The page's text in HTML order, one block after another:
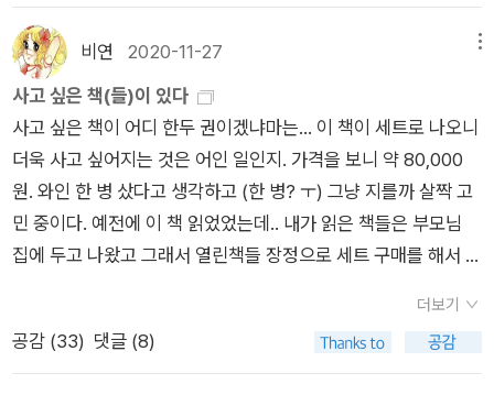
으로도 기쁨 쪽으로도.- P257대체로 제끄들은 <유머>를 높이
평가하고 좋아한다. 그것은 군도 첫해에 죽지 않고 살아남은 주민
들의 심리적 바탕이 건전하다는 증거이기도 하다. 그들은, 눈물은
자기변명이 될 수 없으며 웃음은 얼마든지 좋다는 것을 전제로 삼
고 있다. 유머는 그들의 변함없는 동맹자로서 그것 없이는 아마도
군도에서의 생활을 이어 갈 수 없었을 것이다. - P266우리 나라
곳곳에서 우리는 이런 것을 보게 된다. -개를 끌고 가는 경비병이
누구를 잡으려고 앞으로 뛰어나가는 석고상이 있다. 따시껜뜨시
에는 이런 동상이 NKVD 부속의 사관학교 앞에 서 있는데, 랴잔
시에서는 마치 시의 상징처럼 미하일로프 방면에서 시로 접근하
면 눈에 들어오는 유일한 기념상이다.하지만 우리는 그것을 보고
는 10년 가까운 세월동안 거쳐간 수많은 인물들이 나온다는 점에
서 <수용소 군도>의 축소판으로 생각될 수도 있겠다. 그렇지만,
부분의 합이 전체가 될 수 없듯, <수용소 군도>는 <이반 데니소
하나가 10년이라는 기간을 통해 자부심 넘치던 인간이 반복되는
수용소의 나날을 거치면서, 제로(0)가 되고 출소의 즈음에 이르
자부심을 가지고 있었으며, 도덕이 상대적인 것이라고 생각하지
도 않았고, 단지 좁은 계급적 의미만을 지닌 것이라고 생각하지도
않았다. 따라서 많은 사람들이 정보원 노릇을 단호하게 거부했는
처럼 드물지만 예사롭지 않게 등장하는 용기있는 사람들의 저항
은 그 배경의 암울함과 대비되어 감동적으로 와닿았다. 읽는 동안
유달리 많이 마신 커피만큼 또 그 많은 커피향들의 농도만큼 <수
용소군도>는 내게 큰 의미로 자리잡게 될것같다. ˝어둡고 고통
스러운 내용을 견뎌 낸 독자들에게 다음책은 자유와 투쟁을 보여
주겠다˝고 시작하는 5권의 서문이 반갑다.
비연 2020-11-27
사고 싶은 책(들)이 있다
사고 싶은 책이 어디 한두 권이겠냐마는... 이 책이 세트로 나오니
더욱 사고 싶어지는 것은 어인 일인지. 가격을 보니 약 80,000
원. 와인 한 병 샀다고 생각하고 (한 병? ㅜ) 그냥 지를까 살짝 고
민 중이다. 예전에 이 책 읽었었는데.. 내가 읽은 책들은 부모님
집에 두고 나왔고 그래서 열린책들 장정으로 세트 구매를 해서 집
다. 냠냠. 누가 이 책을 읽어보라고 권했다. 사실 같이 읽어보자
고도 얘기했지만, 도저히 시간을 맞출 수 없어 포기하고... 일단
더보기
공감 (33) 댓글 (8)